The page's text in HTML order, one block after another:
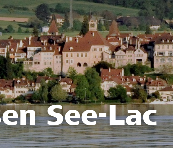
See-Lac